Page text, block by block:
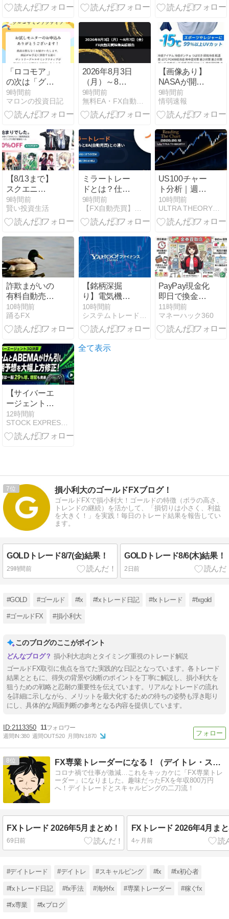
「プロモーシ
ｏ 宇宙開
ート分析｜値
動き振り返り
8.08
「ロコモア」
の次は「グル
コサミンアク
ティブ」届く
みたい
9時間前
マロンの投資日記
2026年8月3日
（月）～8月7
日（金）のFX
自動売買稼働
実績報告
9時間前
無料EA・FX自動売買の「稼ぐチカラ」シリーズ公式サイト
【画像あり】
NASAが開
発、着るだけ
で瞬時に
「-15℃冷却」
チョ3,980円！
9時間前
情弱速報
【8/13まで】
スクエニ
Kindleマンガ
最大
50％OFF、
怖くてかわい
い』3巻発売
記念！『薬屋
のひとりご
と』『ホリミ
ヤ』など人気
作もお買い得
9時間前
賢い投資生活
ミラートレー
ドとは？仕組
みとEA(自動
売買)との違
い・リスクを
9時間前
【FX自動売買】総合ポータル｜Forex Guide
US100チャー
ト分析｜週足
上目線、直近
高値Eを狙う
展開
10時間前
ULTRA THEORY｜相場構造とチャート分析
詐欺まがいの
有料自動売買
ツールに興味
があるんじゃ
ー｜クソザコ
10時間前
踊るFX
【銘柄深掘
り】電気機器
の潮流に乗る
か？PHCホー
ルディングス
り込むべき成
10時間前
システムトレードとAI副業の記録
PayPay現金化
即日で換金す
る方法！時
間・口座なし
でも可能？
11時間前
マネーハック360
【サイバーエ
ージェント3Q
決算】ゲーム
とABEMAが
けん引し通期
増、増配も発
表
12時間前
STOCK EXPRESS【株式特急】
全て表示
7 損小利大のゴールドFXブログ！
ゴールドFXで損小利大！ゴールドの特徴（ボラの高さ、
トレンドの継続）を活かして、「損切りは小さく、利益
を大きく！」を実践！毎日のトレード結果を報告してい
ます。
GOLDトレード8/7(金)結果！
29時間前
GOLDトレード8/6(木)結果！
2日前
#GOLD #ゴールド #fx #fxトレード日記 #fxトレード #fxgold
#ゴールドFX #損小利大
このブログのここがポイント
損小利大志向とタイミング重視のトレード解説
ゴールドFX取引に焦点を当てた実践的な日記となっています。各トレード
結果とともに、得失の背景や決断のポイントを丁寧に解説し、損小利大を
狙うための戦略と忍耐の重要性を伝えています。リアルなトレードの流れ
を詳細に示しながら、メリットを最大化するための待ちの姿勢も浮き彫り
にし、具体的な局面判断の参考となる内容を提供しています。
2113350 11
週間IN:380 週間OUT:520 月間IN:1870
8 FX専業トレーダーになる！（デイトレ・スキャルの二刀流）
コロナ禍で仕事が激減…これをキッカケに「FX専業トレ
ーダー」になりました。趣味だったFXを年収800万円
へ！デイトレードとスキャルピングの二刀流！
FXトレード 2026年5月まとめ！
69日前
FXトレード 2026年4月ま
4ヶ月前
#デイトレード #デイトレ #スキャルピング #fx #fx初心者
#fxトレード日記 #fx手法 #海外fx #専業トレーダー #稼ぐfx
#fx専業 #fxブログ